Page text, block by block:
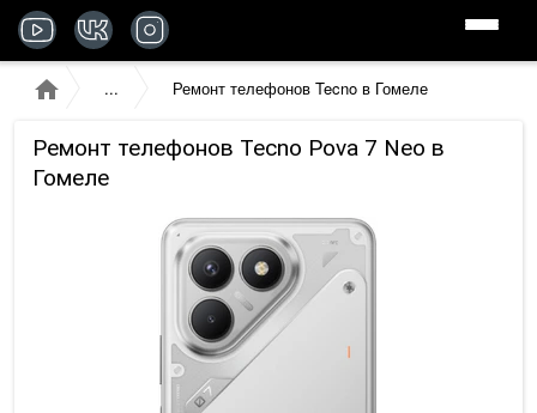
Ремонт телефонов Tecno в Гомеле
Ремонт телефонов Tecno Pova 7 Neo в
Гомеле